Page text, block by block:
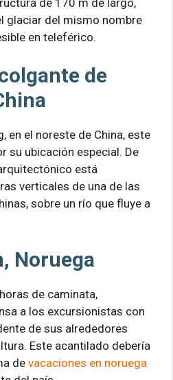
glaciar del mismo nombre
en teleférico.
de
en el noreste de China, este
su ubicación especial. De
está
verticales de una de las
sobre un río que fluye a
Noruega
de caminata,
a los excursionistas con
de sus alrededores
Este acantilado debería
de vacaciones en noruega